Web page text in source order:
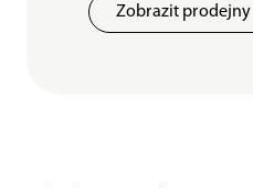
Zobrazit prodejny